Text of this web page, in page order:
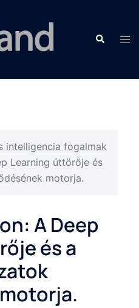
intelligencia fogalmak
Learning úttörője és
motorja.
A Deep
és a